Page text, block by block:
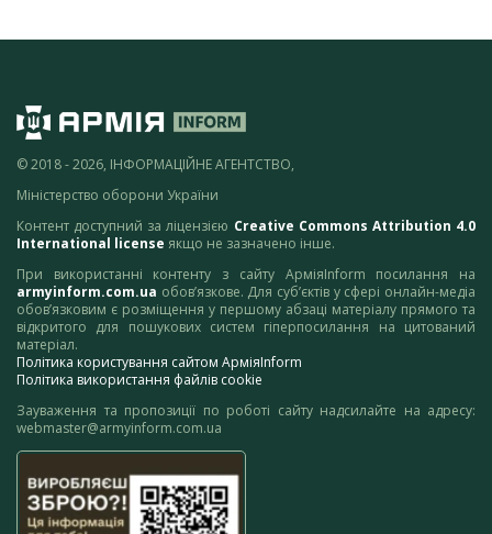
© 2018 - 2026, ІНФОРМАЦІЙНЕ АГЕНТСТВО,
Міністерство оборони України
Контент доступний за ліцензією Creative Commons Attribution 4.0
International license якщо не зазначено інше.
При використанні контенту з сайту АрміяInform посилання на
armyinform.com.ua обов’язкове. Для суб’єктів у сфері онлайн-медіа
обов’язковим є розміщення у першому абзаці матеріалу прямого та
відкритого для пошукових систем гіперпосилання на цитований
матеріал.
Політика користування сайтом АрміяInform
Політика використання файлів cookie
Зауваження та пропозиції по роботі сайту надсилайте на адресу:
webmaster@armyinform.com.ua